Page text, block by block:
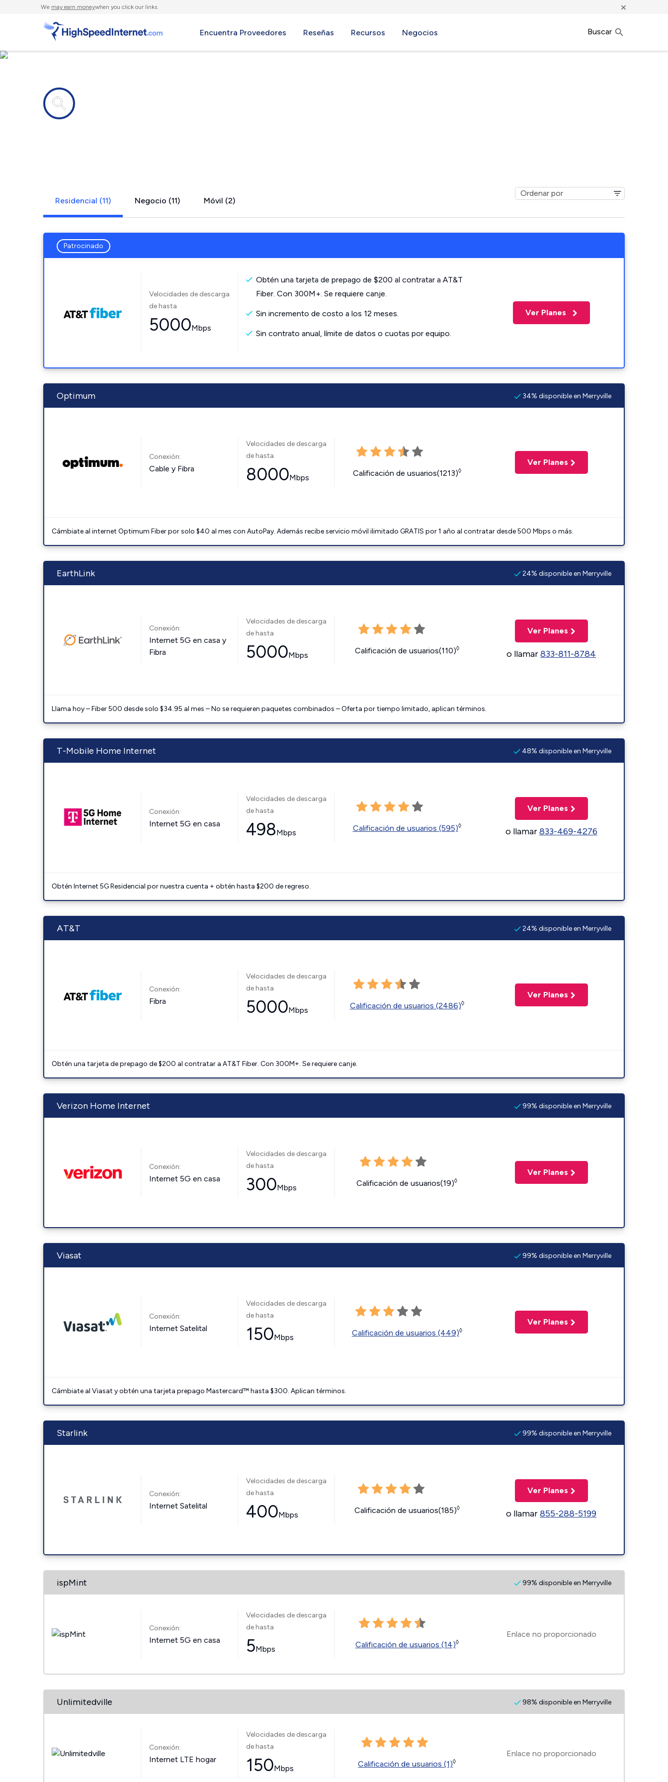
We may earn moneywhen you click our links. ×
Encuentra Proveedores Reseñas Recursos Negocios Buscar
Residencial (11) Negocio (11) Móvil (2)
Patrocinado
Velocidades de descarga
de hasta
5000Mbps
Obtén una tarjeta de prepago de $200 al contratar a AT&T
Fiber. Con 300M+. Se requiere canje.
Sin incremento de costo a los 12 meses.
Sin contrato anual, límite de datos o cuotas por equipo.
Ver Planes
Optimum 34% disponible en Merryville
Conexión:
Cable y Fibra
Velocidades de descarga
de hasta
8000Mbps Calificación de usuarios(1213)◊
Ver Planes
Cámbiate al internet Optimum Fiber por solo $40 al mes con AutoPay. Además recibe servicio móvil ilimitado GRATIS por 1 año al contratar desde 500 Mbps o más.
EarthLink 24% disponible en Merryville
Conexión:
Internet 5G en casa y
Fibra
Velocidades de descarga
de hasta
5000Mbps Calificación de usuarios(110)◊
Ver Planes
o llamar833-811-8784
Llama hoy – Fiber 500 desde solo $34.95 al mes – No se requieren paquetes combinados – Oferta por tiempo limitado, aplican términos.
T-Mobile Home Internet 48% disponible en Merryville
Conexión:
Internet 5G en casa
Velocidades de descarga
de hasta
498Mbps Calificación de usuarios (595)◊
Ver Planes
o llamar833-469-4276
Obtén Internet 5G Residencial por nuestra cuenta + obtén hasta $200 de regreso.
AT&T 24% disponible en Merryville
Conexión:
Fibra
Velocidades de descarga
de hasta
5000Mbps Calificación de usuarios (2486)◊
Ver Planes
Obtén una tarjeta de prepago de $200 al contratar a AT&T Fiber. Con 300M+. Se requiere canje.
Verizon Home Internet 99% disponible en Merryville
Conexión:
Internet 5G en casa
Velocidades de descarga
de hasta
300Mbps Calificación de usuarios(19)◊
Ver Planes
Viasat 99% disponible en Merryville
Conexión:
Internet Satelital
Velocidades de descarga
de hasta
150Mbps Calificación de usuarios (449)◊
Ver Planes
Cámbiate al Viasat y obtén una tarjeta prepago Mastercard™ hasta $300. Aplican términos.
Starlink 99% disponible en Merryville
Conexión:
Internet Satelital
Velocidades de descarga
de hasta
400Mbps Calificación de usuarios(185)◊
Ver Planes
o llamar855-288-5199
ispMint 99% disponible en Merryville
Conexión:
Internet 5G en casa
Velocidades de descarga
de hasta
5Mbps Calificación de usuarios (14)◊
Enlace no proporcionado
Unlimitedville 98% disponible en Merryville
Conexión:
Internet LTE hogar
Velocidades de descarga
de hasta
150Mbps Calificación de usuarios (1)◊
Enlace no proporcionado